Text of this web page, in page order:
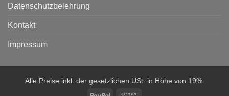
Datenschutzbelehrung
Kontakt
Impressum
Alle Preise inkl. der gesetzlichen USt. in Höhe von 19%.